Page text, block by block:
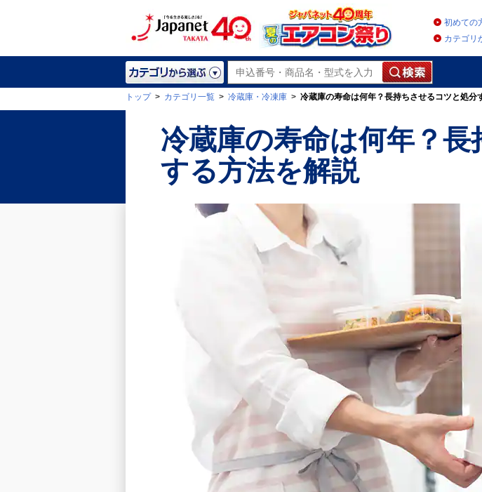
初めての
カテゴリ
トップ > カテゴリ一覧 > 冷蔵庫・冷凍庫 > 冷蔵庫の寿命は何年？長持ちさせるコツと処分
冷蔵庫の寿命は何年？
する方法を解説